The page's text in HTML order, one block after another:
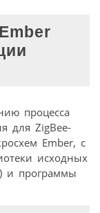
процесса
для ZigBee-
Ember, с
исходных
и программы